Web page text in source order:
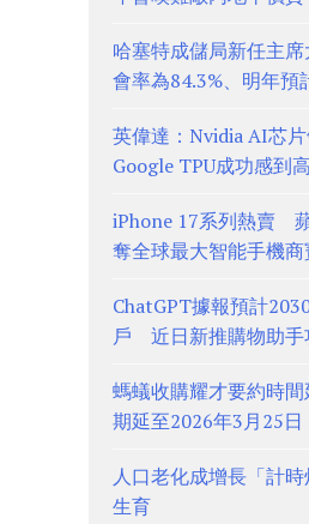
哈塞特成儲局新任主
會率為84.3%、明年預
英偉達：Nvidia AI芯
Google TPU成功感到
iPhone 17系列熱賣
奪全球最大智能手機商
ChatGPT據報預計
戶 近日新推購物助手
螞蟻收購耀才要約時
期延至2026年3月25日
人口老化成增長「計
生育